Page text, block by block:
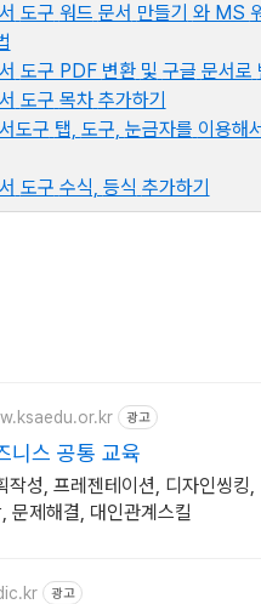
도구 워드 문서 만들기 와 MS
도구 PDF 변환 및 구글 문서로
도구 목차 추가하기
도구 탭, 도구, 눈금자를 이용해
도구 수식, 등식 추가하기
광고
니스 공통 교육
작성, 프레젠테이션, 디자인씽킹,
문제해결, 대인관계스킬
광고